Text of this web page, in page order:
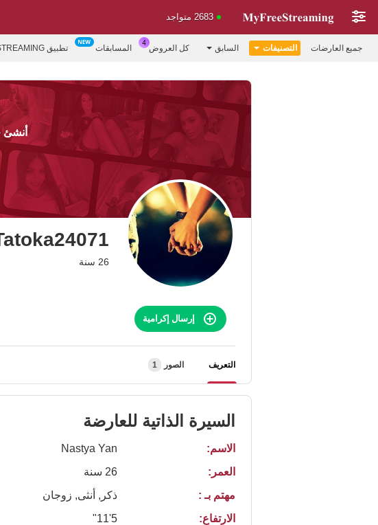
2683 متواجد
جميع العارضات التصنيفات السابق كل العروض المسابقات تطبيق MYFREESTREAMING
أنشئ
26 سنة
إرسال إكرامية
التعريف الصور 1
السيرة الذاتية للعارضة
الاسم:
Nastya Yan
العمر:
26 سنة
مهتم بـ :
ذكر, أنثى, زوجان
الارتفاع:
5'11"